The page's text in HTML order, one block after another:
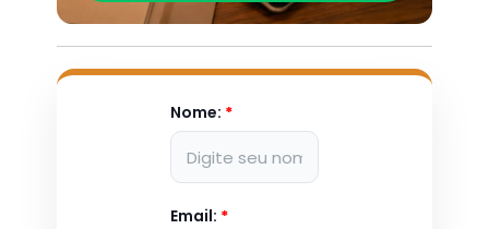
Nome: *
Email: *